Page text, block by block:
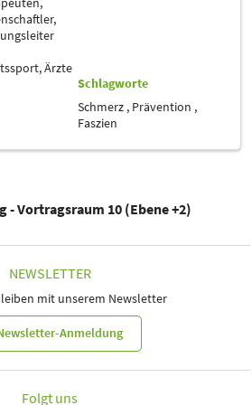
Ärzte
Schlagworte
Schmerz , Prävention ,
Faszien
- Vortragsraum 10 (Ebene +2)
NEWSLETTER
mit unserem Newsletter
Anmeldung
Folgt uns